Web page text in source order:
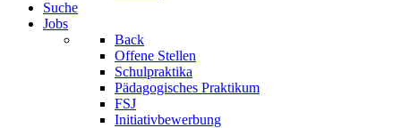
Suche
Jobs
Back
Offene Stellen
Schulpraktika
Pädagogisches Praktikum
FSJ
Initiativbewerbung